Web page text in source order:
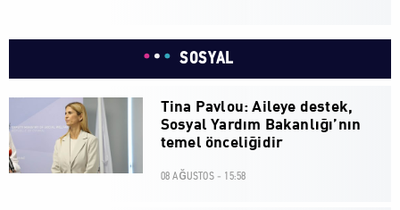
SOSYAL
Tina Pavlou: Aileye destek,
Sosyal Yardım Bakanlığı’nın
temel önceliğidir
08 AĞUSTOS - 15:58